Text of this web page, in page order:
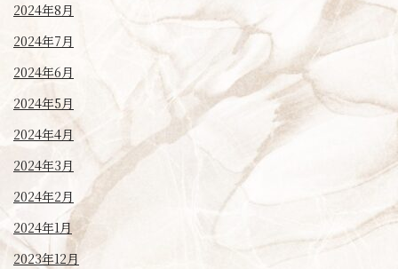
2024年8月
2024年7月
2024年6月
2024年5月
2024年4月
2024年3月
2024年2月
2024年1月
2023年12月